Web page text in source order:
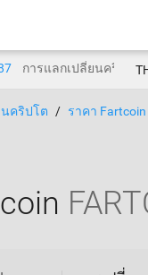
การแลกเปลี่ยนคริปโต:
นคริปโต ราคา Fartcoin